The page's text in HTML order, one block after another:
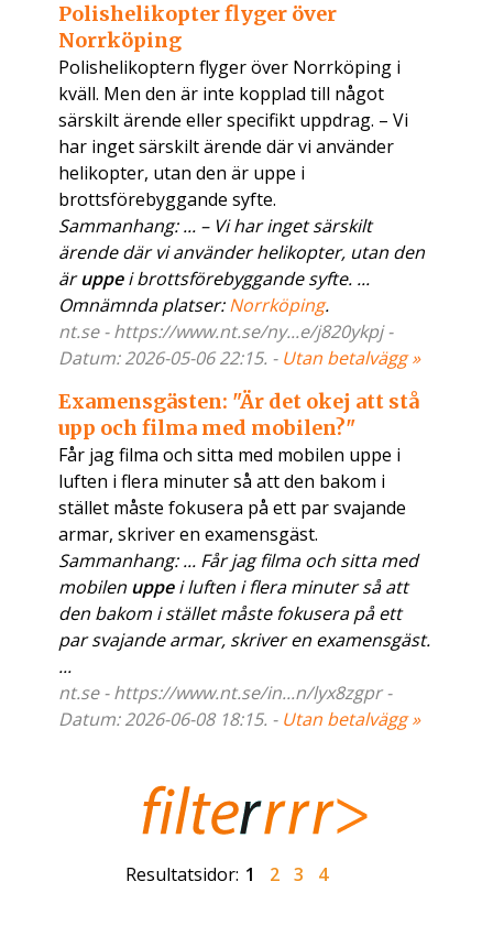
Polishelikopter flyger över
Norrköping
Polishelikoptern flyger över Norrköping i
kväll. Men den är inte kopplad till något
särskilt ärende eller specifikt uppdrag. – Vi
har inget särskilt ärende där vi använder
helikopter, utan den är uppe i
brottsförebyggande syfte.
Sammanhang: ... – Vi har inget särskilt
ärende där vi använder helikopter, utan den
äruppei brottsförebyggande syfte. ...
Omnämnda platser:Norrköping.
nt.se - https://www.nt.se/ny...e/j820ykpj -
Datum: 2026-05-06 22:15. - Utan betalvägg »
Examensgästen: "Är det okej att stå
upp och filma med mobilen?"
Får jag filma och sitta med mobilen uppe i
luften i flera minuter så att den bakom i
stället måste fokusera på ett par svajande
armar, skriver en examensgäst.
Sammanhang: ... Får jag filma och sitta med
mobilen uppei luften i flera minuter så att
den bakom i stället måste fokusera på ett
par svajande armar, skriver en examensgäst.
...
nt.se - https://www.nt.se/in...n/lyx8zgpr -
Datum: 2026-06-08 18:15. - Utan betalvägg »
Resultatsidor: 1 2 3 4